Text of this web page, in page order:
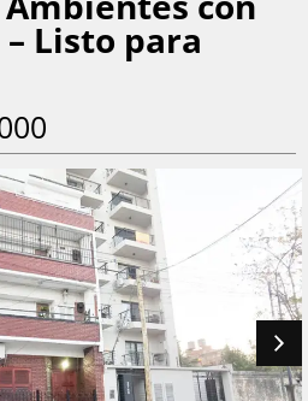
Listo para